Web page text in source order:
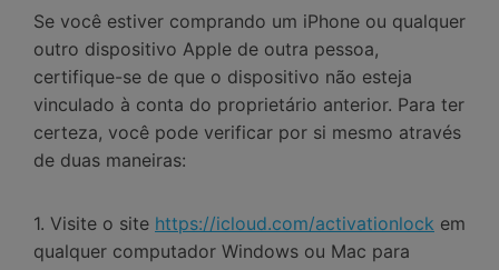
Se você estiver comprando um iPhone ou qualquer
outro dispositivo Apple de outra pessoa,
certifique-se de que o dispositivo não esteja
vinculado à conta do proprietário anterior. Para ter
certeza, você pode verificar por si mesmo através
de duas maneiras:
1. Visite o site https://icloud.com/activationlock em
qualquer computador Windows ou Mac para